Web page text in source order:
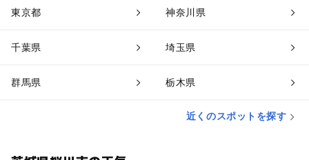
東京都 神奈川県
千葉県 埼玉県
群馬県 栃木県
近くのスポットを探す